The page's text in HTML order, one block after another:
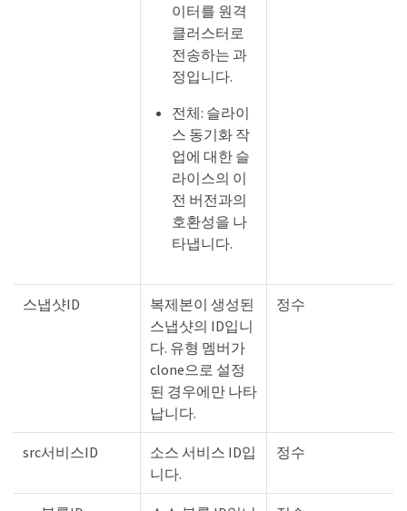
이터를 원격
클러스터로
전송하는 과
정입니다.
전체: 슬라이
스 동기화 작
업에 대한 슬
라이스의 이
전 버전과의
호환성을 나
타냅니다.
스냅샷ID
복제본이 생성된
스냅샷의 ID입니
다. 유형 멤버가
clone으로 설정
된 경우에만 나타
납니다.
정수
src서비스ID
소스 서비스 ID입
니다.
정수